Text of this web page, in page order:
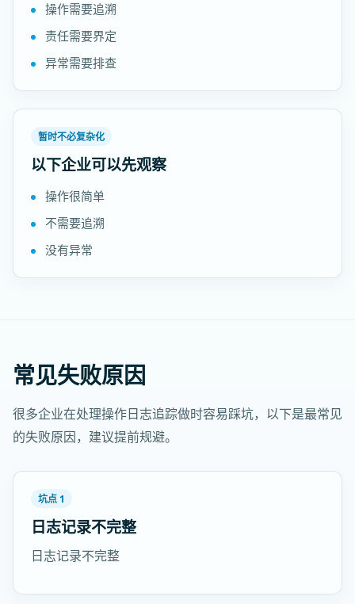
操作需要追溯
责任需要界定
异常需要排查
暂时不必复杂化
以下企业可以先观察
操作很简单
不需要追溯
没有异常
常见失败原因
很多企业在处理操作日志追踪做时容易踩坑，以下是最常见
的失败原因，建议提前规避。
坑点 1
日志记录不完整
日志记录不完整